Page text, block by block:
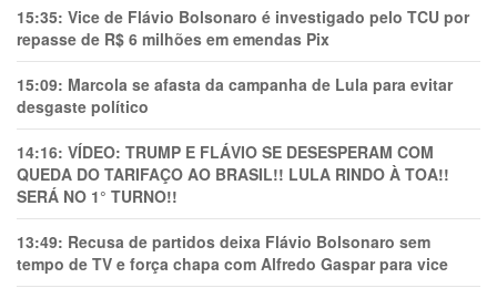
15:35: Vice de Flávio Bolsonaro é investigado pelo TCU por
repasse de R$ 6 milhões em emendas Pix
15:09: Marcola se afasta da campanha de Lula para evitar
desgaste político
14:16: VÍDEO: TRUMP E FLÁVIO SE DESESPERAM COM
QUEDA DO TARIFAÇO AO BRASIL!! LULA RINDO À TOA!!
SERÁ NO 1° TURNO!!
13:49: Recusa de partidos deixa Flávio Bolsonaro sem
tempo de TV e força chapa com Alfredo Gaspar para vice